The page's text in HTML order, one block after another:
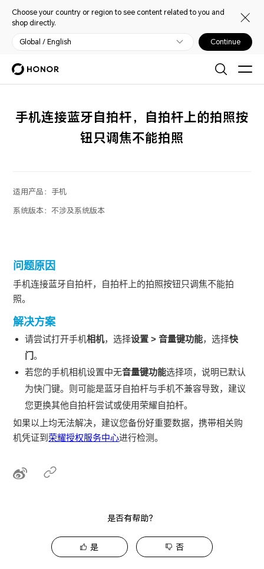
Choose your country or region to see content related to you and
shop directly.
Global / English Continue
手机连接蓝牙自拍杆，自拍杆上的拍照按
钮只调焦不能拍照
适用产品： 手机
系统版本：不涉及系统版本
问题原因
手机连接蓝牙自拍杆，自拍杆上的拍照按钮只调焦不能拍
照。
解决方案
请尝试打开手机相机，选择设置 >音量键功能，选择快
门。
若您的手机相机设置中无音量键功能选择项，说明已默认
为快门键。则可能是蓝牙自拍杆与手机不兼容导致，建议
您更换其他自拍杆尝试或使用荣耀自拍杆。
如果以上均无法解决，建议您备份好重要数据，携带相关购
机凭证到荣耀授权服务中心进行检测。
是否有帮助？
是 否